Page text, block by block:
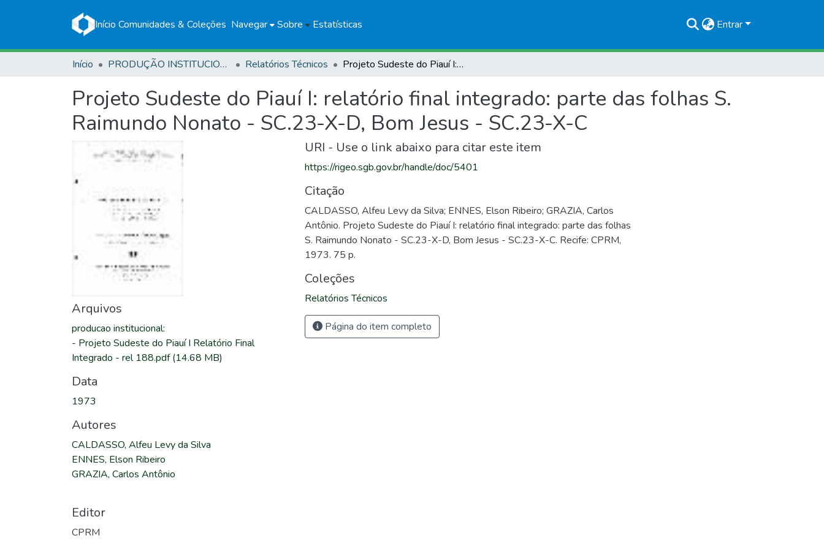
Início Comunidades & Coleções Navegar Sobre Estatísticas Entrar
Início PRODUÇÃO INSTITUCIONAL Relatórios Técnicos Projeto Sudeste do Piauí I: relatório final integrado: parte das folhas S. Raimundo Nonato - SC.23-X-D, Bom Jesus - SC.23-X-C
Projeto Sudeste do Piauí I: relatório final integrado: parte das folhas S.
Raimundo Nonato - SC.23-X-D, Bom Jesus - SC.23-X-C
Arquivos
producao institucional:
- Projeto Sudeste do Piauí I Relatório Final
Integrado - rel 188.pdf(14.68 MB)
Data
1973
Autores
CALDASSO, Alfeu Levy da Silva
ENNES, Elson Ribeiro
GRAZIA, Carlos Antônio
Editor
CPRM
URI - Use o link abaixo para citar este item
https://rigeo.sgb.gov.br/handle/doc/5401
Citação
CALDASSO, Alfeu Levy da Silva; ENNES, Elson Ribeiro; GRAZIA, Carlos
Antônio. Projeto Sudeste do Piauí I: relatório final integrado: parte das folhas
S. Raimundo Nonato - SC.23-X-D, Bom Jesus - SC.23-X-C. Recife: CPRM,
1973. 75 p.
Coleções
Relatórios Técnicos
Página do item completo